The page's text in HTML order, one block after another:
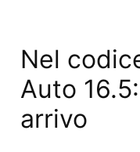
Nel
Auto
arrivo